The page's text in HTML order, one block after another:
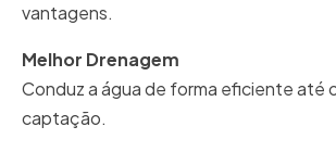
vantagens.
Melhor Drenagem
Conduz a água de forma eficiente até
captação.